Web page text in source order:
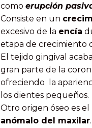
como erupción
Consiste en un
excesivo de la encía
etapa de crecimiento
El tejido gingival acaba
gran parte de la
ofreciendo la
los dientes pequeños.
Otro origen óseo es el
anómalo del maxilar